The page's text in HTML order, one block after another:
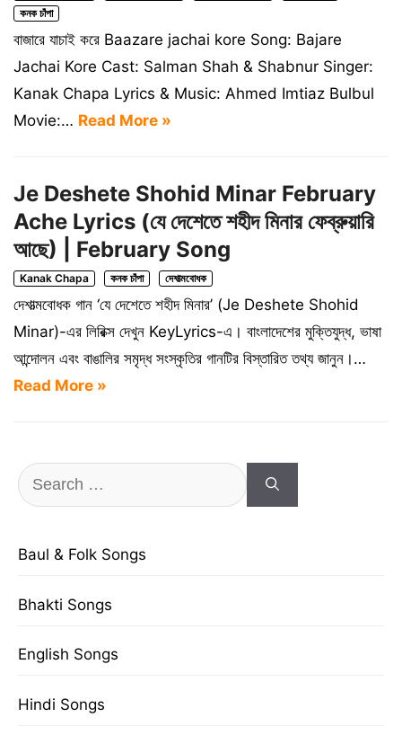
কনক চাঁপা
বাজারে যাচাই করে Baazare jachai kore Song: Bajare
Jachai Kore Cast: Salman Shah & Shabnur Singer:
Kanak Chapa Lyrics & Music: Ahmed Imtiaz Bulbul
Movie:… Read More »
Je Deshete Shohid Minar February
Ache Lyrics (যে দেশেতে শহীদ মিনার ফেব্রুয়ারি
আছে) | February Song
Kanak Chapa কনক চাঁপা দেশাত্মবোধক
দেশাত্মবোধক গান ‘যে দেশেতে শহীদ মিনার’ (Je Deshete Shohid
Minar)-এর লিরিক্স দেখুন KeyLyrics-এ। বাংলাদেশের মুক্তিযুদ্ধ, ভাষা
আন্দোলন এবং বাঙালির সমৃদ্ধ সংস্কৃতির গানটির বিস্তারিত তথ্য জানুন।…
Read More »
Search
for:
Baul & Folk Songs
Bhakti Songs
English Songs
Hindi Songs